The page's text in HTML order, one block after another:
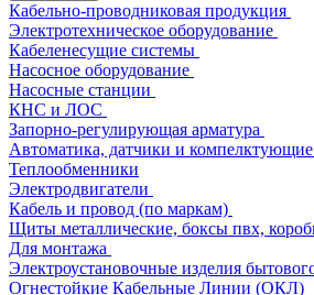
Кабельно-проводниковая продукция
Электротехническое оборудование
Кабеленесущие системы
Насосное оборудование
Насосные станции
КНС и ЛОС
Запорно-регулирующая арматура
Автоматика, датчики и компелктующие
Теплообменники
Электродвигатели
Кабель и провод (по маркам)
Щиты металлические, боксы пвх,
Для монтажа
Электроустановочные изделия
Огнестойкие Кабельные Линии (ОКЛ)